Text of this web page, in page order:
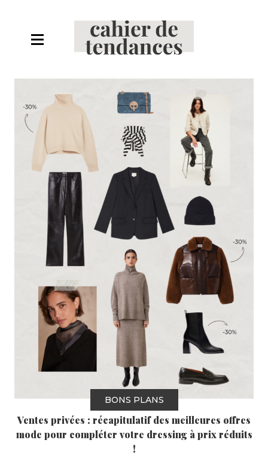
BONS PLANS
Ventes privées : récapitulatif des meilleures offres
mode pour compléter votre dressing à prix réduits
!